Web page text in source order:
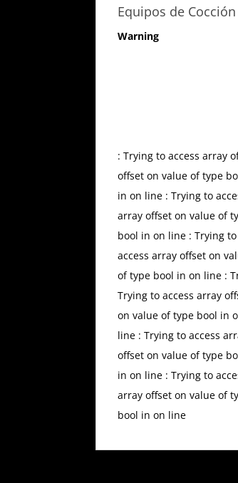
Equipos de Cocción
Warning
: Trying to access array
offset on value of type
inon line : Trying to
array offset on value of
bool inon line : Trying
access array offset on
of type bool inon line :
Trying to access array
on value of type bool in
line : Trying to access
offset on value of type
inon line : Trying to
array offset on value of
bool inon line